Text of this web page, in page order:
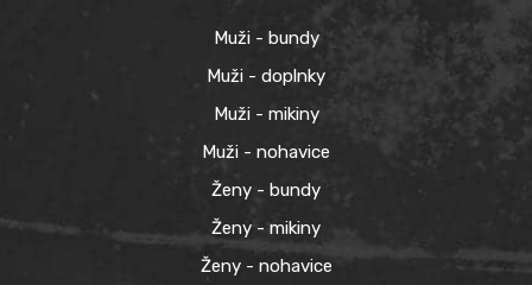
Muži - bundy
Muži - doplnky
Muži - mikiny
Muži - nohavice
Ženy - bundy
Ženy - mikiny
Ženy - nohavice